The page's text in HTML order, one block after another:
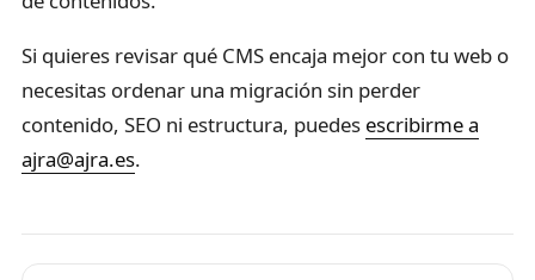
Si quieres revisar qué CMS encaja mejor con tu web o
necesitas ordenar una migración sin perder
contenido, SEO ni estructura, puedes escribirme a
ajra@ajra.es.